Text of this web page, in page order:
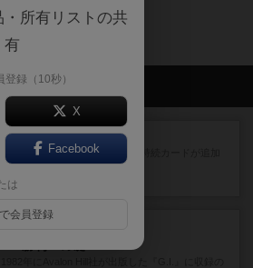
フィオリのトップに戻る
員の新しい投稿
ドミニオン：海辺
ドミニオン拡張第３弾で、主に持続カードが追加
されます。今弾以前のドミニ...
6分前
所有リストの共
有
登録（10秒）
X
Facebook
は
会員登録